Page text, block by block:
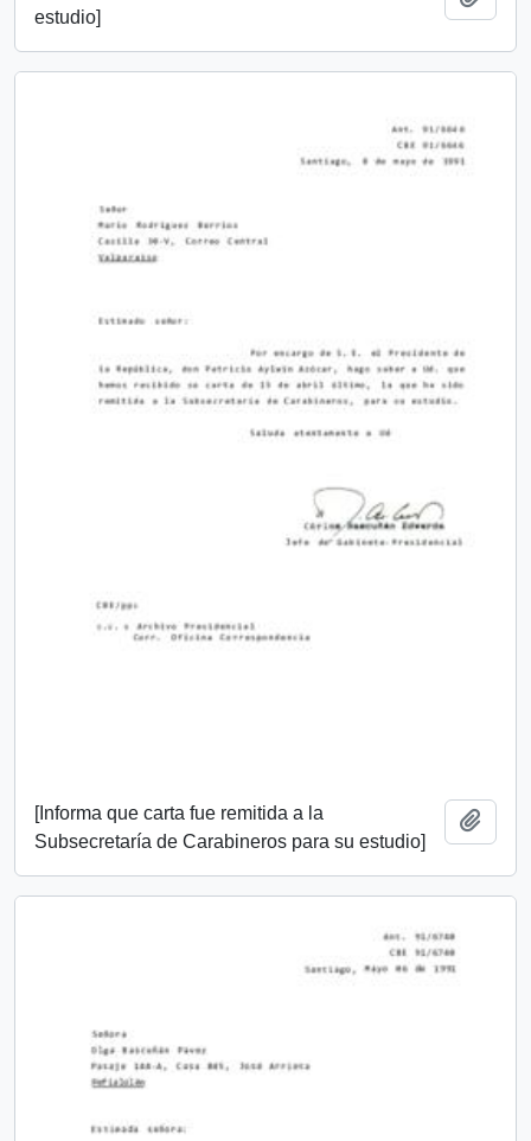
estudio]
[Informa que carta fue remitida a la
Subsecretaría de Carabineros para su estudio]